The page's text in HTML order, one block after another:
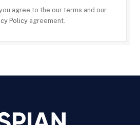
agree to the our terms and our
Policyagreement.